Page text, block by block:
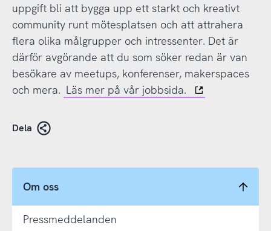
uppgift bli att bygga upp ett starkt och kreativt
community runt mötesplatsen och att attrahera
flera olika målgrupper och intressenter. Det är
därför avgörande att du som söker redan är van
besökare av meetups, konferenser, makerspaces
och mera. Läs mer på vår jobbsida.
Dela
Om oss
Pressmeddelanden